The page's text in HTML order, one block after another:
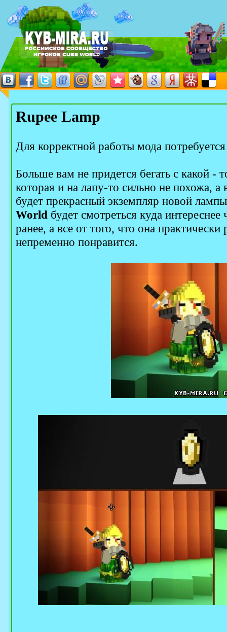
Rupee Lamp
Для корректной работы мода
Больше вам не придется бегать с какой -
которая и на лапу-то сильно не похожа,
будет прекрасный экземпляр новой
World будет смотреться куда
ранее, а все от того, что она практически
непременно понравится.